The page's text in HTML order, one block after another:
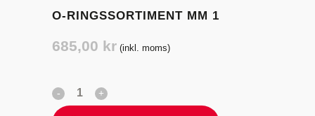
O-RINGSSORTIMENT MM 1
685,00 kr (inkl. moms)